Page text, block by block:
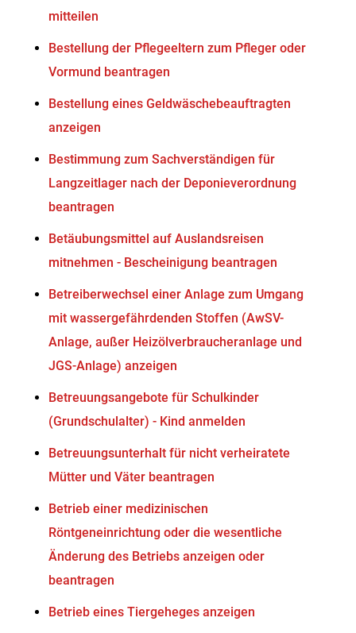
mitteilen
Bestellung der Pflegeeltern zum Pfleger oder
Vormund beantragen
Bestellung eines Geldwäschebeauftragten
anzeigen
Bestimmung zum Sachverständigen für
Langzeitlager nach der Deponieverordnung
beantragen
Betäubungsmittel auf Auslandsreisen
mitnehmen - Bescheinigung beantragen
Betreiberwechsel einer Anlage zum Umgang
mit wassergefährdenden Stoffen (AwSV-
Anlage, außer Heizölverbraucheranlage und
JGS-Anlage) anzeigen
Betreuungsangebote für Schulkinder
(Grundschulalter) - Kind anmelden
Betreuungsunterhalt für nicht verheiratete
Mütter und Väter beantragen
Betrieb einer medizinischen
Röntgeneinrichtung oder die wesentliche
Änderung des Betriebs anzeigen oder
beantragen
Betrieb eines Tiergeheges anzeigen